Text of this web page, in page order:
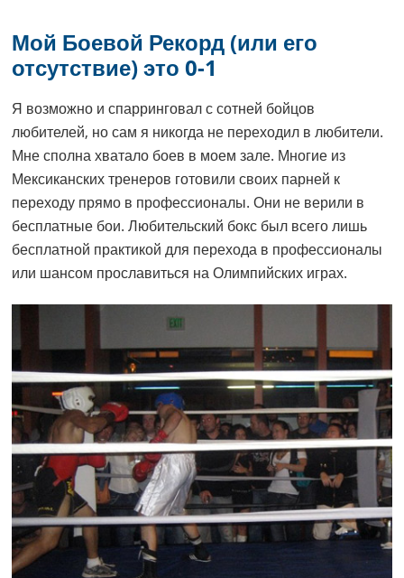
Мой Боевой Рекорд (или его
отсутствие) это 0-1
Я возможно и спарринговал с сотней бойцов
любителей, но сам я никогда не переходил в любители.
Мне сполна хватало боев в моем зале. Многие из
Мексиканских тренеров готовили своих парней к
переходу прямо в профессионалы. Они не верили в
бесплатные бои. Любительский бокс был всего лишь
бесплатной практикой для перехода в профессионалы
или шансом прославиться на Олимпийских играх.